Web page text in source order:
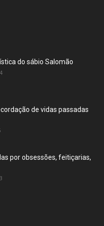
do sábio Salomão
de vidas passadas
por obsessões, feitiçarias,